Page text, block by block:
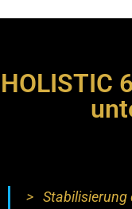
HOLISTIC
> Stabilisierung